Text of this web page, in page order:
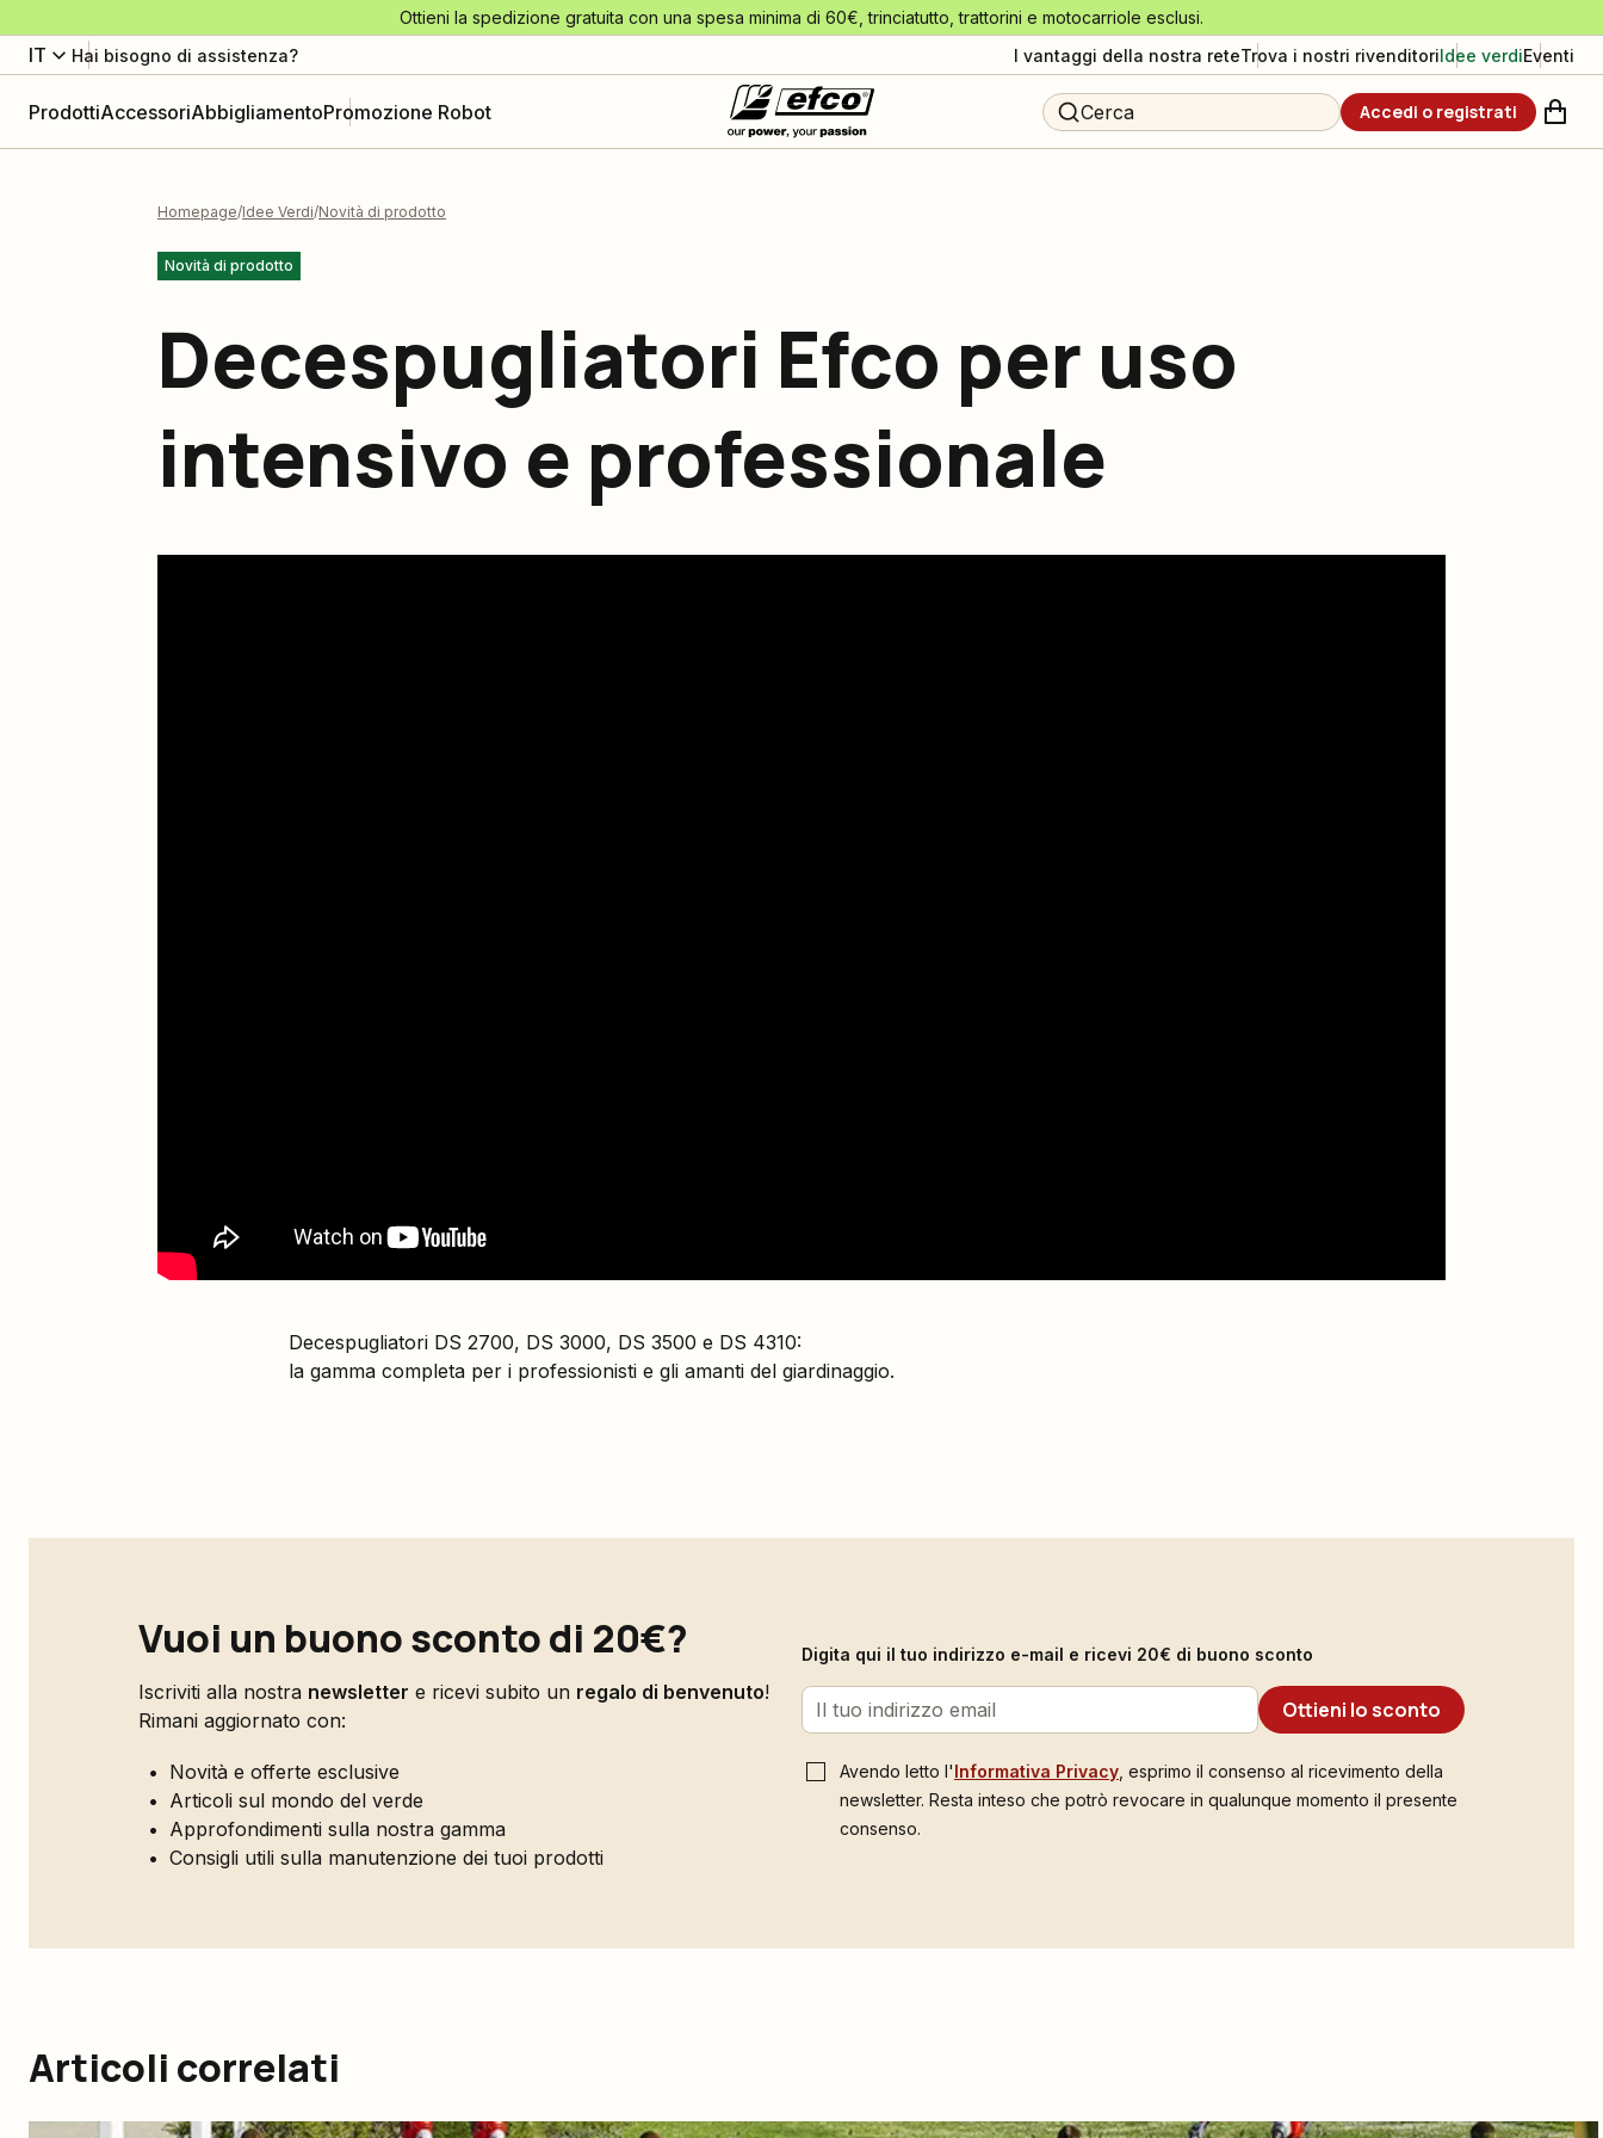
Ottieni la spedizione gratuita con una spesa minima di 60€, trinciatutto, trattorini e motocarriole esclusi.
IT Hai bisogno di assistenza? I vantaggi della nostra reteTrova i nostri rivenditoriIdee verdiEventi
ProdottiAccessoriAbbigliamentoPromozione Robot Cerca Accedi o registrati
Homepage Idee Verdi Novità di prodotto
Novità di prodotto
Decespugliatori Efco per uso
intensivo e professionale
Decespugliatori DS 2700, DS 3000, DS 3500 e DS 4310:
la gamma completa per i professionisti e gli amanti del giardinaggio.
Vuoi un buono sconto di 20€?
Iscriviti alla nostra newsletter e ricevi subito un regalo di benvenuto!
Rimani aggiornato con:
Novità e offerte esclusive
Articoli sul mondo del verde
Approfondimenti sulla nostra gamma
Consigli utili sulla manutenzione dei tuoi prodotti
Digita qui il tuo indirizzo e-mail e ricevi 20€ di buono sconto
Ottieni lo sconto
Avendo letto l'Informativa Privacy , esprimo il consenso al ricevimento della
newsletter. Resta inteso che potrò revocare in qualunque momento il presente
consenso.
Articoli correlati